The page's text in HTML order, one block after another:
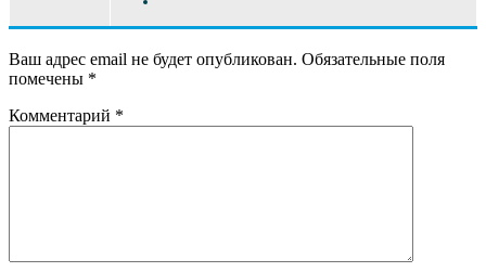
Ваш адрес email не будет опубликован. Обязательные поля
помечены *
Комментарий *